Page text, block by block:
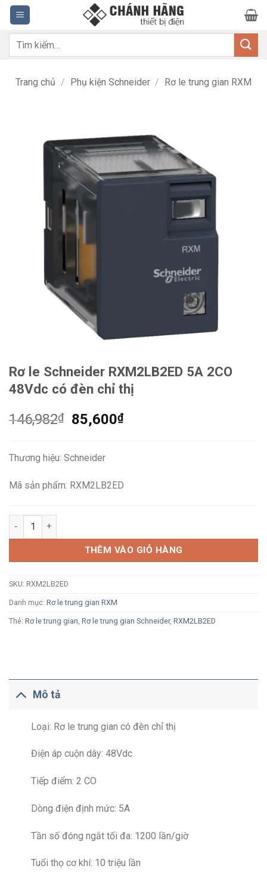
Bỏ
qua
nội
dung
Tìm
Trang chủ / Phụ kiện Schneider / Rơ le trung gian RXM
Rơ le Schneider RXM2LB2ED 5A 2CO
48Vdc có đèn chỉ thị
146,982₫
Giá
146,982₫.
85,600₫Giá
Thương hiệu: Schneider
Mã sản phẩm: RXM2LB2ED
Rơ le Schneider RXM2LB2ED 5A 2CO 48Vdc có đèn chỉ thị số
THÊM VÀO GIỎ HÀNG
SKU: RXM2LB2ED
Danh mục: Rơ le trung gian RXM
Thẻ: Rơ le trung gian Rơ le trung gian Schneider, RXM2LB2ED
Mô tả
Loại: Rơ le trung gian có đèn chỉ thị
Điện áp cuộn dây: 48Vdc
Tiếp điểm: 2 CO
Dòng điện định mức: 5A
Tần số đóng ngắt tối đa: 1200 lần/giờ
Tuổi thọ cơ khí: 10 triệu lần